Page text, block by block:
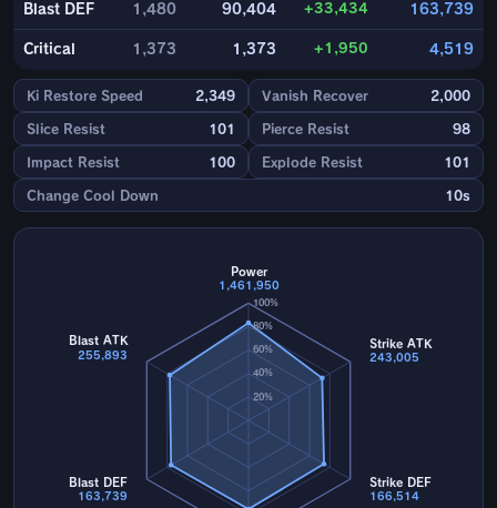
Blast DEF 1,480 90,404 +33,434 163,739
Critical 1,373 1,373 +1,950 4,519
Ki Restore Speed 2,349 Vanish Recover 2,000
Slice Resist 101 Pierce Resist 98
Impact Resist 100 Explode Resist 101
Change Cool Down 10s
20%
40%
60%
80%
100%
Power
1,461,950
Strike ATK
243,005
Strike DEF
166,514
Blast DEF
163,739
Blast ATK
255,893